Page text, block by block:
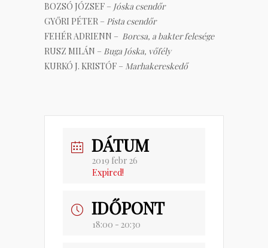
BOZSÓ JÓZSEF – Jóska csendőr
GYŐRI PÉTER – Pista csendőr
FEHÉR ADRIENN – Borcsa, a bakter felesége
RUSZ MILÁN – Buga Jóska, vőfély
KURKÓ J. KRISTÓF – Marhakereskedő
DÁTUM
2019 febr 26
Expired!
IDŐPONT
18:00 - 20:30